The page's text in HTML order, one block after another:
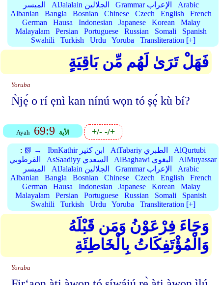
الميسر
AlJalalain الجلالين Grammar الإعراب
Arabic
Albanian
Bangla Bosnian Chinese Czech English
French
German
Hausa Indonesian Japanese Korean
Malay
Malayalam
Persian Portuguese Russian Somali
Spanish
Swahili
Turkish Urdu Yoruba Transliteration [+]
فَهَلْ تَرَىٰ لَهُم مِّن بَاقِيَةٍ
Yoruba
Ǹjẹ́ o rí ẹnì kan nínú wọn tó ṣẹ́ kù bí?
Ayah 69:9 الأية +/--/+
: 📗 → IbnKathir ابن كثير AtTabariy الطبري
AlQurtubi
القرطوبي
AsSaadiyy السعدي AlBaghawi البغوي
AlMuyassar
الميسر
AlJalalain الجلالين Grammar الإعراب
Arabic
Albanian
Bangla Bosnian Chinese Czech English
French
German
Hausa Indonesian Japanese Korean
Malay
Malayalam
Persian Portuguese Russian Somali
Spanish
Swahili
Turkish Urdu Yoruba Transliteration [+]
وَجَاءَ فِرْعَوْنُ وَمَن قَبْلَهُ
وَالْمُؤْتَفِكَاتُ بِالْخَاطِئَةِ
Yoruba